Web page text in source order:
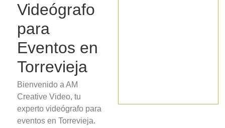
Videógrafo
para
Eventos en
Torrevieja
Bienvenido a AM
Creative Video, tu
experto videógrafo para
eventos en Torrevieja.